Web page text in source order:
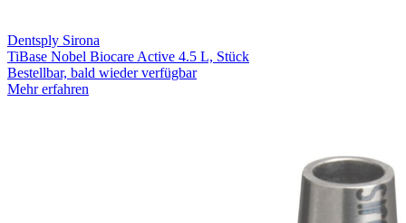
Dentsply Sirona
TiBase Nobel Biocare Active 4.5 L, Stück
Bestellbar, bald wieder verfügbar
Mehr erfahren